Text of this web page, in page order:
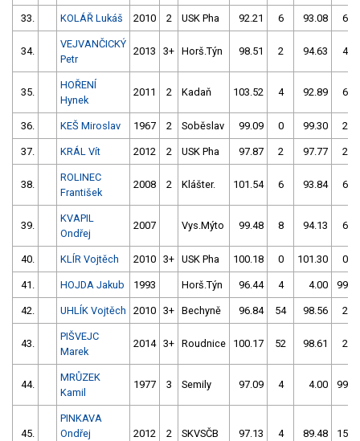
33. KOLÁŘ Lukáš 2010 2 USK Pha 92.21 6 93.08 6
34.
VEJVANČICKÝ
Petr
2013 3+ Horš.Týn 98.51 2 94.63 4
35.
HOŘENÍ
Hynek
2011 2 Kadaň 103.52 4 92.89 6
36. KEŠ Miroslav 1967 2 Soběslav 99.09 0 99.30 2
37. KRÁL Vít 2012 2 USK Pha 97.87 2 97.77 2
38.
ROLINEC
František
2008 2 Klášter. 101.54 6 93.84 6
39.
KVAPIL
Ondřej
2007 Vys.Mýto 99.48 8 94.13 6
40. KLÍR Vojtěch 2010 3+ USK Pha 100.18 0 101.30 0
41. HOJDA Jakub 1993 Horš.Týn 96.44 4 4.00 999
42. UHLÍK Vojtěch 2010 3+ Bechyně 96.84 54 98.56 2
43.
PIŠVEJC
Marek
2014 3+ Roudnice 100.17 52 98.61 2
44.
MRŮZEK
Kamil
1977 3 Semily 97.09 4 4.00 999
45.
PINKAVA
Ondřej
2012 2 SKVSČB 97.13 4 89.48 154